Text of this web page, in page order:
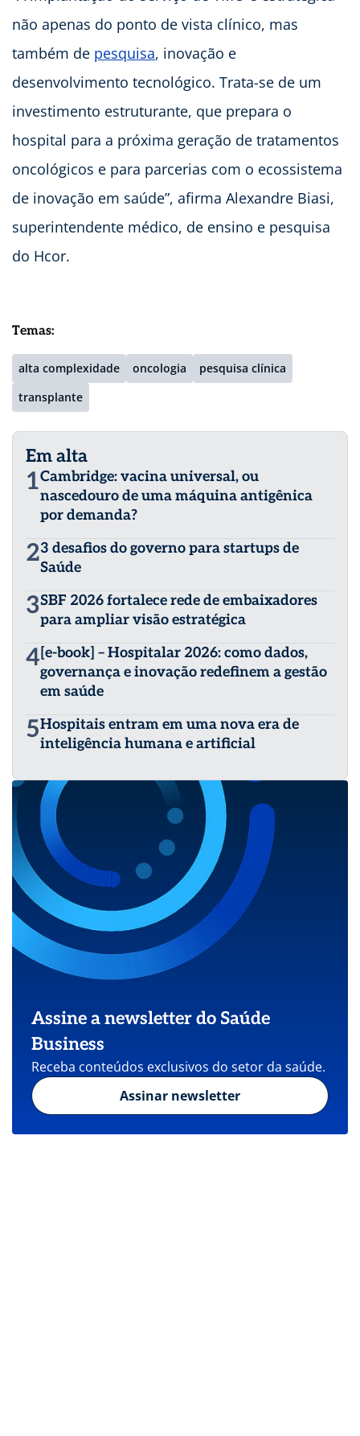
não apenas do ponto de vista clínico, mas
também de pesquisa, inovação e
desenvolvimento tecnológico. Trata-se de um
investimento estruturante, que prepara o
hospital para a próxima geração de tratamentos
oncológicos e para parcerias com o ecossistema
de inovação em saúde”, afirma Alexandre Biasi,
superintendente médico, de ensino e pesquisa
do Hcor.
Temas:
alta complexidade oncologia
pesquisa clínica
transplante
Em alta
1Cambridge: vacina universal, ou
nascedouro de uma máquina antigênica
por demanda?
23 desafios do governo para startups de
Saúde
3SBF 2026 fortalece rede de embaixadores
para ampliar visão estratégica
4[e-book] – Hospitalar 2026: como dados,
governança e inovação redefinem a gestão
em saúde
5Hospitais entram em uma nova era de
inteligência humana e artificial
Assine a newsletter do Saúde
Business
Receba conteúdos exclusivos do setor da saúde.
Assinar newsletter